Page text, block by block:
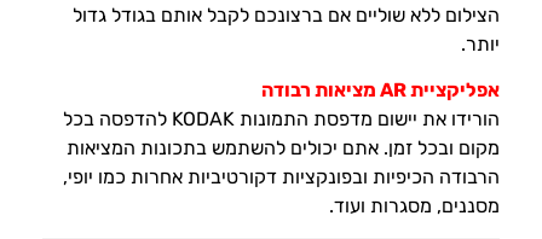
הצילום ללא שוליים אם ברצונכם לקבל אותם בגודל גדול
יותר.
אפליקצייתAR מציאות רבודה
הורידו את יישום מדפסת התמונות KODAK להדפסה בכל
מקום ובכל זמן. אתם יכולים להשתמש בתכונות המציאות
הרבודה הכיפיות ובפונקציות דקורטיביות אחרות כמו יופי,
מסננים, מסגרות ועוד.